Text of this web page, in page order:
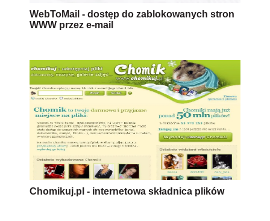
WebToMail - dostęp do zablokowanych stron
WWW przez e-mail
Chomikuj.pl - internetowa składnica plików